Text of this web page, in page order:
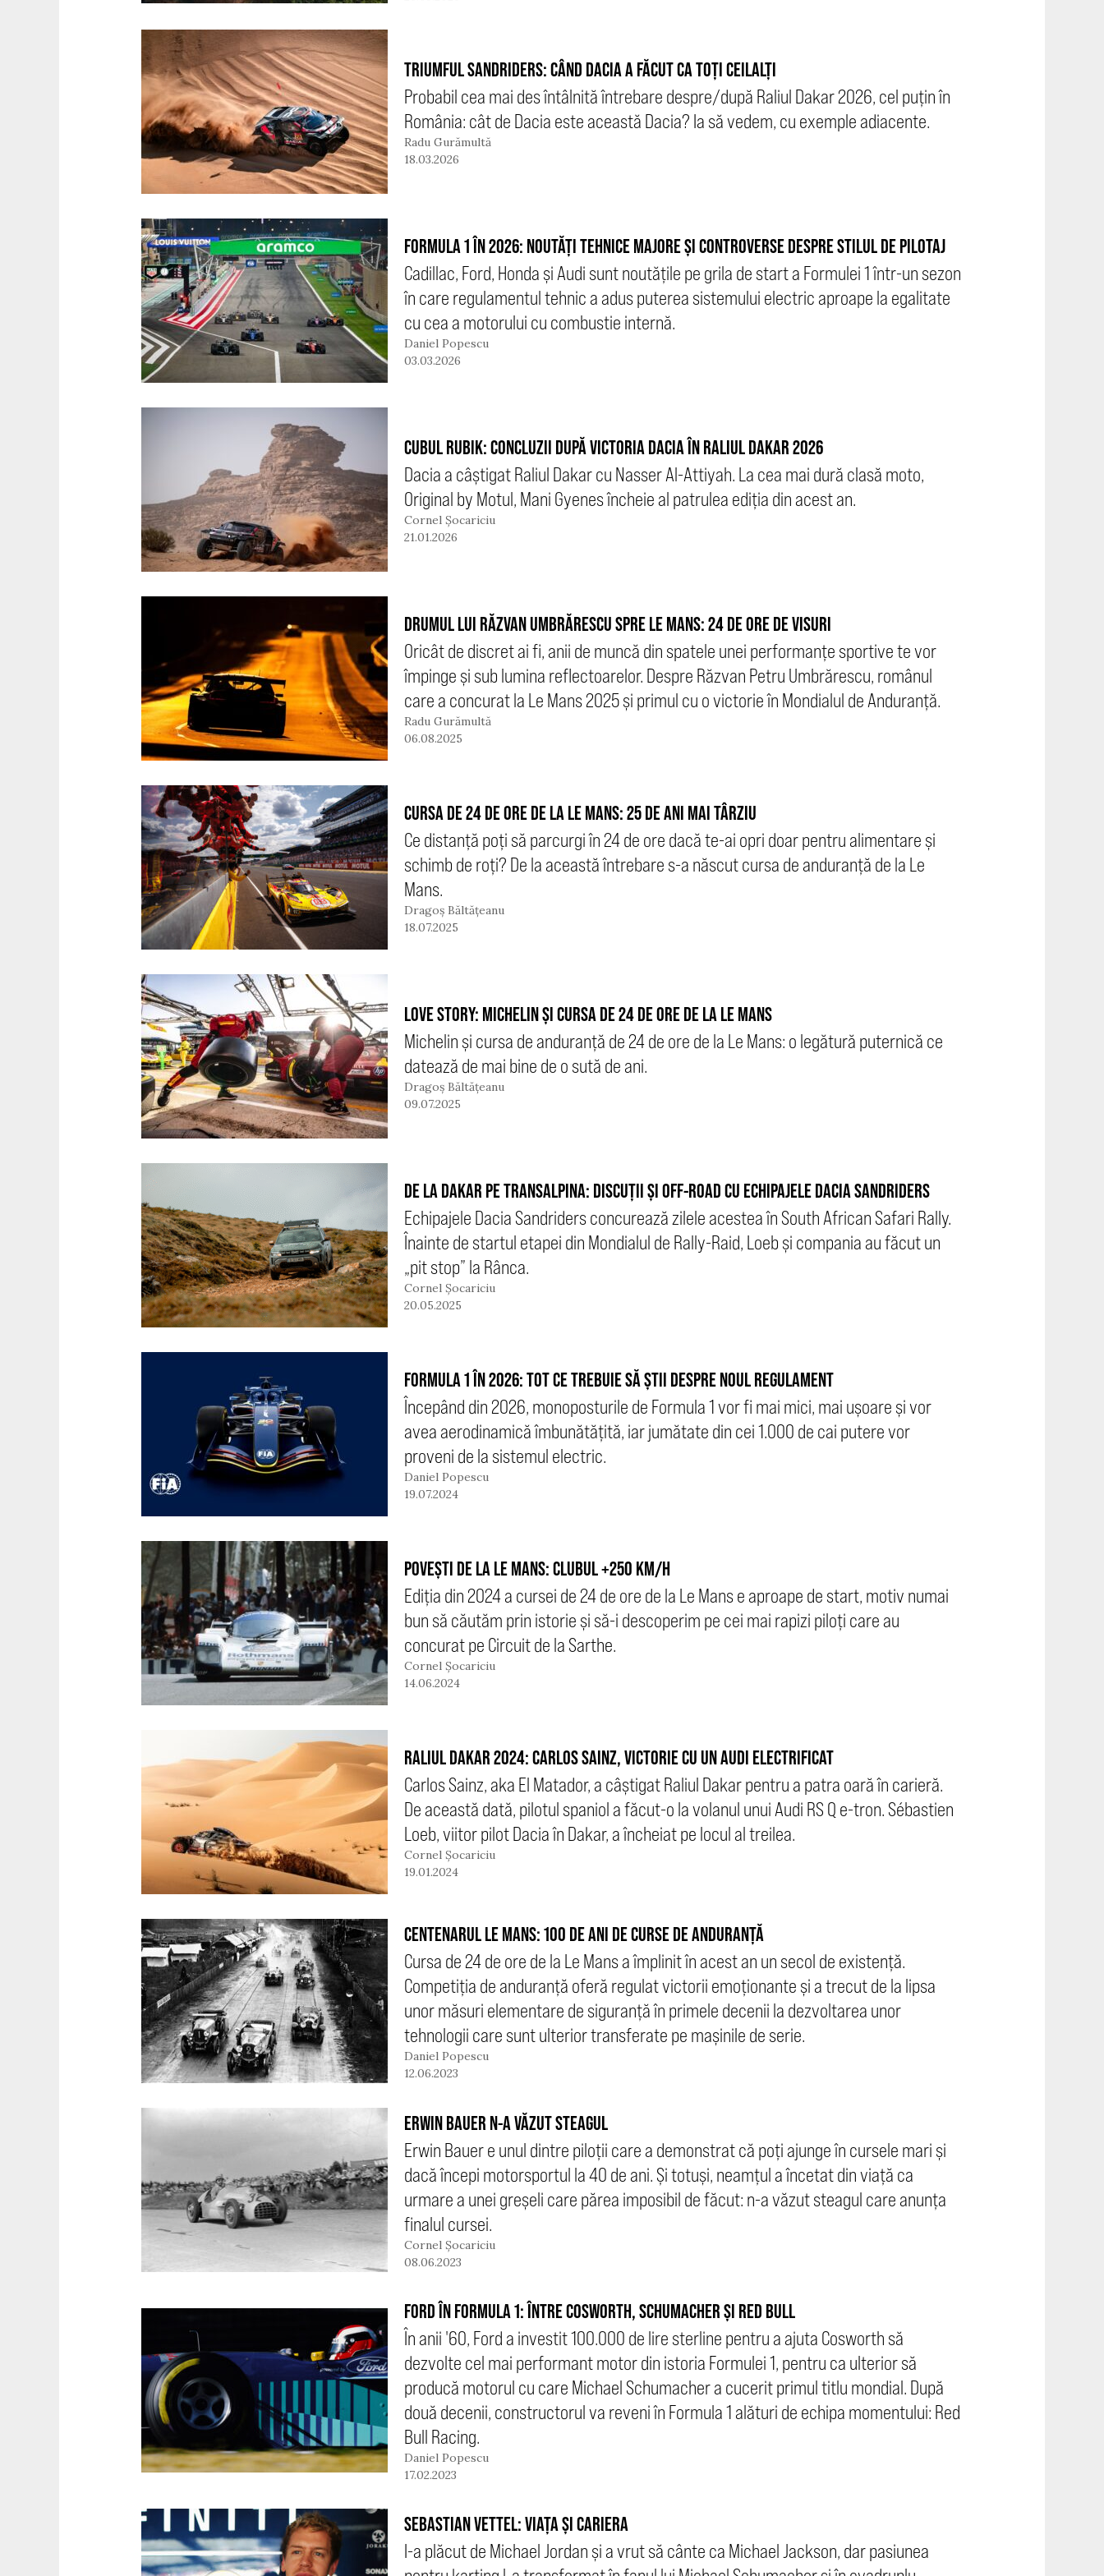
TRIUMFUL SANDRIDERS: CÂND DACIA A FĂCUT CA TOȚI CEILALȚI
Probabil cea mai des întâlnită întrebare despre/după Raliul Dakar 2026, cel puțin în
România: cât de Dacia este această Dacia? Ia să vedem, cu exemple adiacente.
Radu Gurămultă
18.03.2026
FORMULA 1 ÎN 2026: NOUTĂȚI TEHNICE MAJORE ȘI CONTROVERSE DESPRE STILUL DE PILOTAJ
Cadillac, Ford, Honda și Audi sunt noutățile pe grila de start a Formulei 1 într-un sezon
în care regulamentul tehnic a adus puterea sistemului electric aproape la egalitate
cu cea a motorului cu combustie internă.
Daniel Popescu
03.03.2026
CUBUL RUBIK: CONCLUZII DUPĂ VICTORIA DACIA ÎN RALIUL DAKAR 2026
Dacia a câștigat Raliul Dakar cu Nasser Al-Attiyah. La cea mai dură clasă moto,
Original by Motul, Mani Gyenes încheie al patrulea ediția din acest an.
Cornel Șocariciu
21.01.2026
DRUMUL LUI RĂZVAN UMBRĂRESCU SPRE LE MANS: 24 DE ORE DE VISURI
Oricât de discret ai fi, anii de muncă din spatele unei performanțe sportive te vor
împinge și sub lumina reflectoarelor. Despre Răzvan Petru Umbrărescu, românul
care a concurat la Le Mans 2025 și primul cu o victorie în Mondialul de Anduranță.
Radu Gurămultă
06.08.2025
CURSA DE 24 DE ORE DE LA LE MANS: 25 DE ANI MAI TÂRZIU
Ce distanță poți să parcurgi în 24 de ore dacă te-ai opri doar pentru alimentare și
schimb de roți? De la această întrebare s-a născut cursa de anduranță de la Le
Mans.
Dragoș Băltățeanu
18.07.2025
LOVE STORY: MICHELIN ȘI CURSA DE 24 DE ORE DE LA LE MANS
Michelin și cursa de anduranță de 24 de ore de la Le Mans: o legătură puternică ce
datează de mai bine de o sută de ani.
Dragoș Băltățeanu
09.07.2025
DE LA DAKAR PE TRANSALPINA: DISCUȚII ȘI OFF-ROAD CU ECHIPAJELE DACIA SANDRIDERS
Echipajele Dacia Sandriders concurează zilele acestea în South African Safari Rally.
Înainte de startul etapei din Mondialul de Rally-Raid, Loeb și compania au făcut un
„pit stop” la Rânca.
Cornel Șocariciu
20.05.2025
FORMULA 1 ÎN 2026: TOT CE TREBUIE SĂ ȘTII DESPRE NOUL REGULAMENT
Începând din 2026, monoposturile de Formula 1 vor fi mai mici, mai ușoare și vor
avea aerodinamică îmbunătățită, iar jumătate din cei 1.000 de cai putere vor
proveni de la sistemul electric.
Daniel Popescu
19.07.2024
POVEȘTI DE LA LE MANS: CLUBUL +250 KM/H
Ediția din 2024 a cursei de 24 de ore de la Le Mans e aproape de start, motiv numai
bun să căutăm prin istorie și să-i descoperim pe cei mai rapizi piloți care au
concurat pe Circuit de la Sarthe.
Cornel Șocariciu
14.06.2024
RALIUL DAKAR 2024: CARLOS SAINZ, VICTORIE CU UN AUDI ELECTRIFICAT
Carlos Sainz, aka El Matador, a câștigat Raliul Dakar pentru a patra oară în carieră.
De această dată, pilotul spaniol a făcut-o la volanul unui Audi RS Q e-tron. Sébastien
Loeb, viitor pilot Dacia în Dakar, a încheiat pe locul al treilea.
Cornel Șocariciu
19.01.2024
CENTENARUL LE MANS: 100 DE ANI DE CURSE DE ANDURANȚĂ
Cursa de 24 de ore de la Le Mans a împlinit în acest an un secol de existență.
Competiția de anduranță oferă regulat victorii emoționante și a trecut de la lipsa
unor măsuri elementare de siguranță în primele decenii la dezvoltarea unor
tehnologii care sunt ulterior transferate pe mașinile de serie.
Daniel Popescu
12.06.2023
ERWIN BAUER N-A VĂZUT STEAGUL
Erwin Bauer e unul dintre piloții care a demonstrat că poți ajunge în cursele mari și
dacă începi motorsportul la 40 de ani. Și totuși, neamțul a încetat din viață ca
urmare a unei greșeli care părea imposibil de făcut: n-a văzut steagul care anunța
finalul cursei.
Cornel Șocariciu
08.06.2023
FORD ÎN FORMULA 1: ÎNTRE COSWORTH, SCHUMACHER ȘI RED BULL
În anii '60, Ford a investit 100.000 de lire sterline pentru a ajuta Cosworth să
dezvolte cel mai performant motor din istoria Formulei 1, pentru ca ulterior să
producă motorul cu care Michael Schumacher a cucerit primul titlu mondial. După
două decenii, constructorul va reveni în Formula 1 alături de echipa momentului: Red
Bull Racing.
Daniel Popescu
17.02.2023
SEBASTIAN VETTEL: VIAȚA ȘI CARIERA
I-a plăcut de Michael Jordan și a vrut să cânte ca Michael Jackson, dar pasiunea